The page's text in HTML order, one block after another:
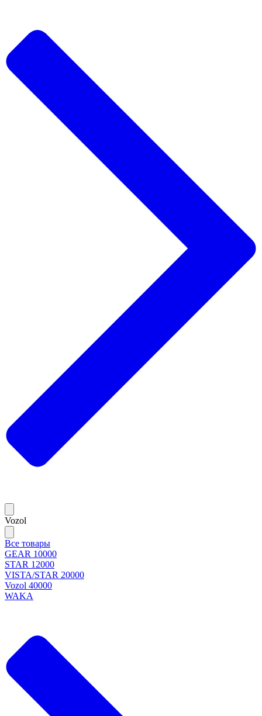
Vozol
Все товары
GEAR 10000
STAR 12000
VISTA/STAR 20000
Vozol 40000
WAKA